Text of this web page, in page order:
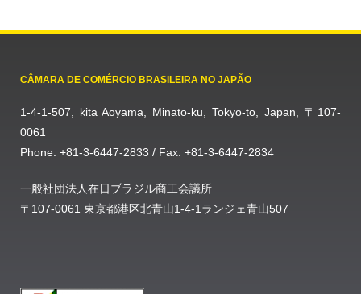
CÂMARA DE COMÉRCIO BRASILEIRA NO JAPÃO
1-4-1-507, kita Aoyama, Minato-ku, Tokyo-to, Japan, 〒107-
0061
Phone: +81-3-6447-2833 / Fax: +81-3-6447-2834
一般社団法人在日ブラジル商工会議所
〒107-0061 東京都港区北青山1-4-1ランジェ青山507